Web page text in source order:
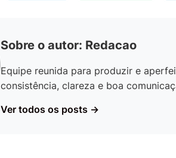
Sobre o autor: Redacao
Equipe reunida para produzir e
consistência, clareza e boa
Ver todos os posts →